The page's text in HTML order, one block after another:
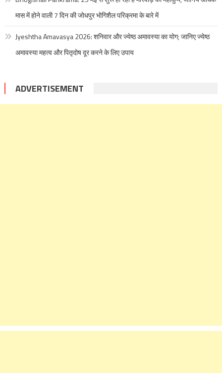
मास में होने वाली 7 दिन की जोधपुर भोगिशैल परिक्रमा के बारे में
Jyeshtha Amavasya 2026: शनिवार और ज्येष्ठ अमावस्या का योग; जानिए ज्येष्ठ
अमावस्या महत्व और पितृदोष दूर करने के लिए उपाय
ADVERTISEMENT